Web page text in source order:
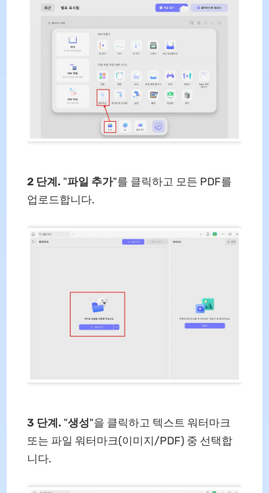
2 단계. "파일 추가"를 클릭하고 모든 PDF를
업로드합니다.
3 단계. "생성"을 클릭하고 텍스트 워터마크
또는 파일 워터마크(이미지/PDF) 중 선택합
니다.